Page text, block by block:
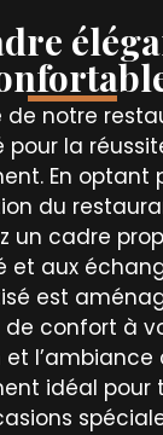
de notre
pour la
En optant
du
un cadre
et aux
est
confort à
l’ambiance
idéal pour